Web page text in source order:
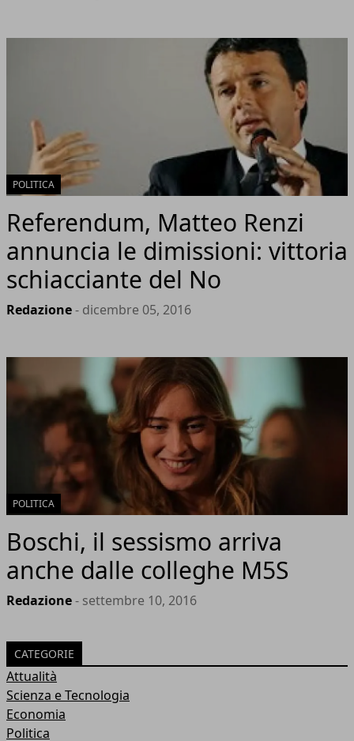
POLITICA
Referendum, Matteo Renzi
annuncia le dimissioni: vittoria
schiacciante del No
Redazione- dicembre 05, 2016
POLITICA
Boschi, il sessismo arriva
anche dalle colleghe M5S
Redazione- settembre 10, 2016
CATEGORIE
Attualità
Scienza e Tecnologia
Economia
Politica